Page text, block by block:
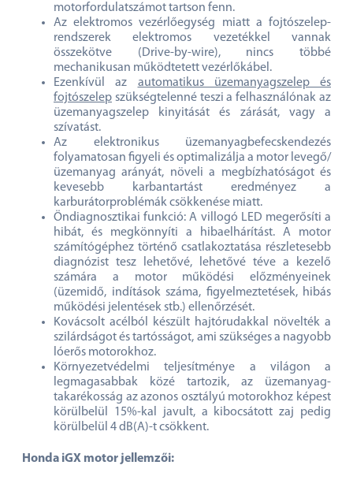
motorfordulatszámot tartson fenn.
Az elektromos vezérlőegység miatt a fojtószelep-
rendszerek elektromos vezetékkel vannak
összekötve (Drive-by-wire), nincs többé
mechanikusan működtetett vezérlőkábel.
Ezenkívül az automatikus üzemanyagszelep és
fojtószelep szükségtelenné teszi a felhasználónak az
üzemanyagszelep kinyitását és zárását, vagy a
szívatást.
Az elektronikus üzemanyagbefecskendezés
folyamatosan figyeli és optimalizálja a motor levegő/
üzemanyag arányát, növeli a megbízhatóságot és
kevesebb karbantartást eredményez a
karburátorproblémák csökkenése miatt.
Öndiagnosztikai funkció: A villogó LED megerősíti a
hibát, és megkönnyíti a hibaelhárítást. A motor
számítógéphez történő csatlakoztatása részletesebb
diagnózist tesz lehetővé, lehetővé téve a kezelő
számára a motor működési előzményeinek
(üzemidő, indítások száma, figyelmeztetések, hibás
működési jelentések stb.) ellenőrzését.
Kovácsolt acélból készült hajtórudakkal növelték a
szilárdságot és tartósságot, ami szükséges a nagyobb
lóerős motorokhoz.
Környezetvédelmi teljesítménye a világon a
legmagasabbak közé tartozik, az üzemanyag-
takarékosság az azonos osztályú motorokhoz képest
körülbelül 15%-kal javult, a kibocsátott zaj pedig
körülbelül 4 dB(A)-t csökkent.
Honda iGX motor jellemzői: